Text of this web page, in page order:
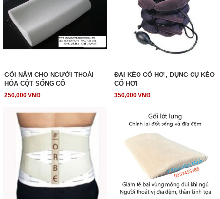
GỐI NẰM CHO NGƯỜI THOÁI
HÓA CỘT SỐNG CỔ
250,000 VNĐ
ĐAI KÉO CỔ HƠI, DỤNG CỤ KÉO
CỔ HƠI
350,000 VNĐ